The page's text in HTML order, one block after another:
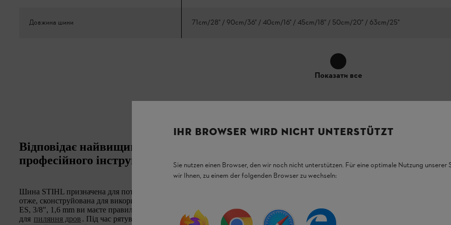
Довжина шини 71cm/28" / 90cm/36" / 40cm/16" / 45cm/18" / 50cm/20" / 63cm/25"
Показати все
Відповідає найвищим вимогам, що висуваються до
професійного інструменту
Шина STIHL призначена для потужних професійних ланцюгових пил, таких як
отже, сконструйована для використання у професійному лісовому господарстві. Зі STIHL Rollomatic
ES, 3/8", 1,6 mm ви маєте правильну напрямну шину, щоб валити та обробляти велику деревину або
для пиляння дров . Під час рятувальних робіт ви можете пиляти за допомогою спеціального
IHR BROWSER WIRD NICHT UNTERSTÜTZT
Sie nutzen einen Browser, den wir noch nicht unterstützen. Für eine optimale Nutzung unserer
wir Ihnen, zu einem der folgenden Browser zu wechseln: